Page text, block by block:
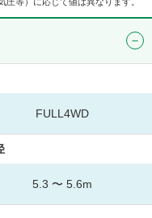
FULL4WD
5.3 〜 5.6m